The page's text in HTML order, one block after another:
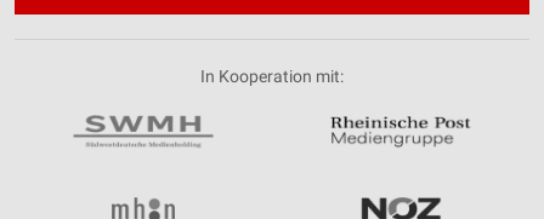
In Kooperation mit: